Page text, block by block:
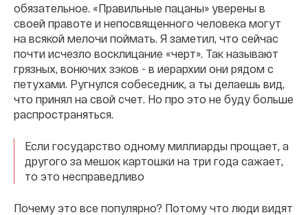
обязательное. «Правильные пацаны» уверены в
своей правоте и непосвященного человека могут
на всякой мелочи поймать. Я заметил, что сейчас
почти исчезло восклицание «черт». Так называют
грязных, вонючих зэков - в иерархии они рядом с
петухами. Ругнулся собеседник, а ты делаешь вид,
что принял на свой счет. Но про это не буду больше
распространяться.
Если государство одному миллиарды прощает, а
другого за мешок картошки на три года сажает,
то это несправедливо
Почему это все популярно? Потому что люди видят